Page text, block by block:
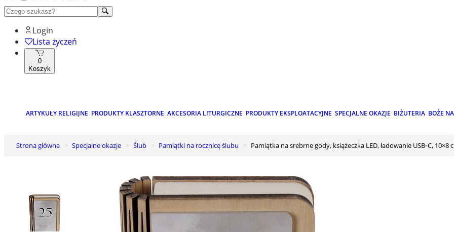
Login
Lista życzeń
0
Koszyk
ARTYKUŁY RELIGIJNE PRODUKTY KLASZTORNE AKCESORIA LITURGICZNE PRODUKTY EKSPLOATACYJNE SPECJALNE OKAZJE BIŻUTERIA BOŻE
Strona główna Specjalne okazje Ślub Pamiątki na rocznicę ślubu Pamiątka na srebrne gody, książeczka LED, ładowanie USB‑C, 10×8